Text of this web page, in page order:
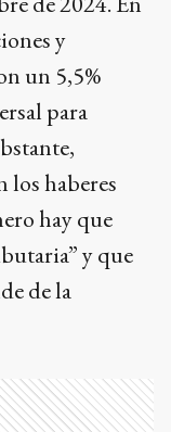
y
un 5,5%
para
los haberes
hay que
y que
de la